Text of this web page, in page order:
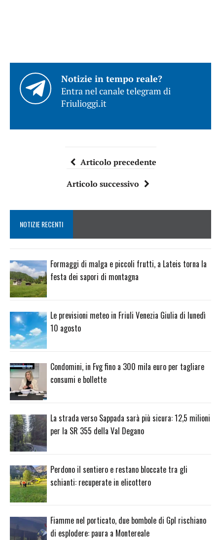
Notizie in tempo reale?
Entra nel canale telegram di
Friulioggi.it
Articolo precedente
Articolo successivo
NOTIZIE RECENTI
Formaggi di malga e piccoli frutti, a Lateis torna la
festa dei sapori di montagna
Le previsioni meteo in Friuli Venezia Giulia di lunedì
10 agosto
Condomini, in Fvg fino a 300 mila euro per tagliare
consumi e bollette
La strada verso Sappada sarà più sicura: 12,5 milioni
per la SR 355 della Val Degano
Perdono il sentiero e restano bloccate tra gli
schianti: recuperate in elicottero
Fiamme nel porticato, due bombole di Gpl rischiano
di esplodere: paura a Montereale